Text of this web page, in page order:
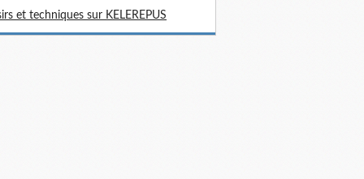
et techniques sur KELEREPUS